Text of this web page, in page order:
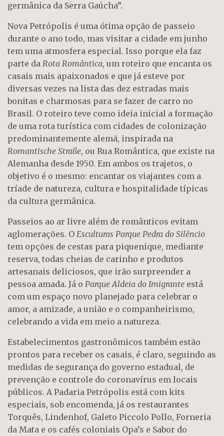
germânica da Serra Gaúcha”.
Nova Petrópolis é uma ótima opção de passeio
durante o ano todo, mas visitar a cidade em junho
tem uma atmosfera especial. Isso porque ela faz
parte da Rota Romântica, um roteiro que encanta os
casais mais apaixonados e que já esteve por
diversas vezes na lista das dez estradas mais
bonitas e charmosas para se fazer de carro no
Brasil. O roteiro teve como ideia inicial a formação
de uma rota turística com cidades de colonização
predominantemente alemã, inspirada na
Romantische Straße, ou Rua Romântica, que existe na
Alemanha desde 1950. Em ambos os trajetos, o
objetivo é o mesmo: encantar os viajantes com a
tríade de natureza, cultura e hospitalidade típicas
da cultura germânica.
Passeios ao ar livre além de românticos evitam
aglomerações. O Esculturas Parque Pedra do Silêncio
tem opções de cestas para piquenique, mediante
reserva, todas cheias de carinho e produtos
artesanais deliciosos, que irão surpreender a
pessoa amada. Já o Parque Aldeia do Imigrante está
com um espaço novo planejado para celebrar o
amor, a amizade, a união e o companheirismo,
celebrando a vida em meio a natureza.
Estabelecimentos gastronômicos também estão
prontos para receber os casais, é claro, seguindo as
medidas de segurança do governo estadual, de
prevenção e controle do coronavírus em locais
públicos. A Padaria Petrópolis está com kits
especiais, sob encomenda, já os restaurantes
Torquês, Lindenhof, Galeto Piccolo Pollo, Forneria
da Mata e os cafés coloniais Opa’s e Sabor do